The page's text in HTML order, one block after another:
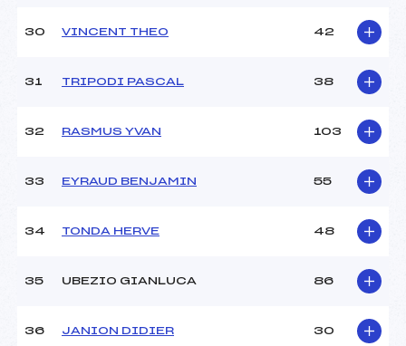
30 VINCENT THEO 42
31 TRIPODI PASCAL 38
32 RASMUS YVAN 103
33 EYRAUD BENJAMIN 55
34 TONDA HERVE 48
35 UBEZIO GIANLUCA 86
36 JANION DIDIER 30